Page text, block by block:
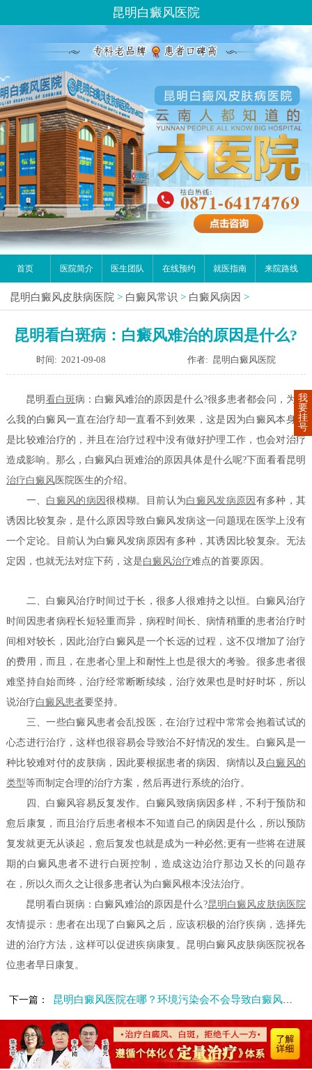
昆明白癜风医院
首页 医院简介 医生团队 在线预约 就医指南 来院路线
昆明白癜风皮肤病医院 > 白癜风常识 > 白癜风病因 >
昆明看白斑病：白癜风难治的原因是什么?
时间: 2021-09-08 作者: 昆明白癜风医院
昆明 看白斑病：白癜风难治的原因是什么?很多患者都会问，为什
么我的白癜风一直在治疗却一直看不到效果，这是因为白癜风本身就
是比较难治疗的，并且在治疗过程中没有做好护理工作，也会对治疗
造成影响。那么，白癜风白斑难治的原因具体是什么呢?下面看看昆明
治疗白癜风 医院医生的介绍。
一、 白癜风的病因很模糊。目前认为白癜风发病原因 有多种，其
诱因比较复杂，是什么原因导致白癜风发病这一问题现在医学上没有
一个定论。目前认为白癜风发病原因有多种，其诱因比较复杂。无法
定因，也就无法对症下药，这是白癜风治疗难点的首要原因。
二、白癜风治疗时间过于长，很多人很难持之以恒。白癜风治疗
时间因患者病程长短轻重而异，病程时间长、病情稍重的患者治疗时
间相对较长，因此治疗白癜风是一个长远的过程，这不仅增加了治疗
的费用，而且，在患者心里上和耐性上也是很大的考验。很多患者很
难坚持自始而终，治疗经常断断续续，治疗效果也是时好时坏，所以
说治疗白癜风患者要坚持。
三、一些白癜风患者会乱投医，在治疗过程中常常会抱着试试的
心态进行治疗，这样也很容易会导致治不好情况的发生。白癜风是一
种比较难对付的皮肤病，因此要根据患者的病因、病情以及 白癜风的
类型等而制定合理的治疗方案，然后再进行系统的治疗。
四、白癜风容易反复发作。白癜风致病病因多样，不利于预防和
愈后康复，而且治疗后患者根本不知道自己的病因是什么，所以预防
复发就更无从谈起，愈后复发也就是成为一种必然;更有一些将在进展
期的白癜风患者不进行白斑控制，造成这边治疗那边又长的问题存
在，所以久而久之让很多患者认为白癜风根本没法治疗。
昆明看白斑病：白癜风难治的原因是什么?昆明白癜风皮肤病医院
友情提示：患者在出现了白癜风之后，应该积极的治疗疾病，选择先
进的治疗方法，这样可以促进疾病康复。昆明白癜风皮肤病医院祝各
位患者早日康复。
下一篇： 昆明白癜风医院在哪？环境污染会不会导致白癜风的高发呢?
我
要
挂
号